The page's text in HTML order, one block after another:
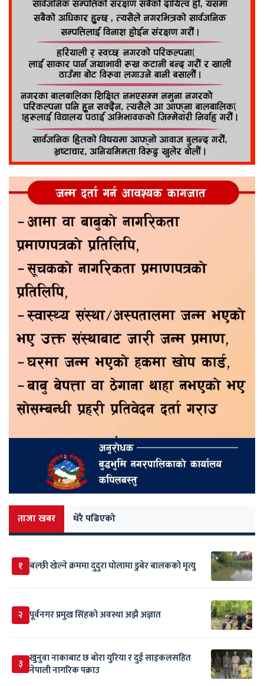
ताजा खबर धेरै पढिएको
१ बल्छी खेल्ने क्रममा दुदुरा घोलामा डुबेर बालकको मृत्यु
२ पूर्वनगर प्रमुख सिंहको अवस्था अझै अज्ञात
३ खुनुवा नाकाबाट छ बोरा युरिया र दुई साइकलसहित
नेपाली नागरिक पक्राउ